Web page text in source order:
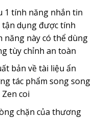
1 tính năng nhắn tin
tận dụng được tính
năng này có thể dùng
tùy chỉnh an toàn
bản về tài liệu ẩn
tác phẩm song song
coi
chặn của thương